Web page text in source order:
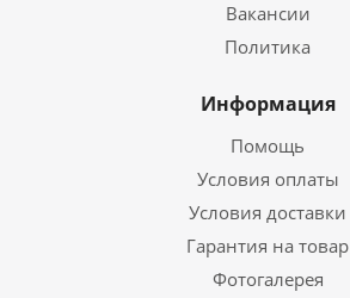
Вакансии
Политика
Информация
Помощь
Условия оплаты
Условия доставки
Гарантия на товар
Фотогалерея